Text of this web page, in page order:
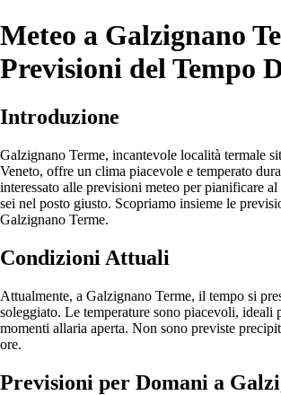
Meteo a Galzignano
Previsioni del Tempo
Introduzione
Galzignano Terme, incantevole località termale
Veneto, offre un clima piacevole e temperato
interessato alle previsioni meteo per pianificare
sei nel posto giusto. Scopriamo insieme le
Galzignano Terme.
Condizioni Attuali
Attualmente, a Galzignano Terme, il tempo si
soleggiato. Le temperature sono piacevoli, ideali
momenti allaria aperta. Non sono previste
ore.
Previsioni per Domani a